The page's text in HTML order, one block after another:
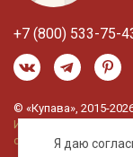
Я даю
+7 (800) 533-75-
© «Купава», 2015-
Информация на сайте
офертой.